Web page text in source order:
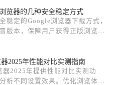
浏览器的几种安全稳定方式
稳定的Google浏览器下载方式，
版本，保障用户获得正版浏览
器2025年性能对比实测指南
器2025年提供性能对比实测功
析不同设置效果。优化浏览体